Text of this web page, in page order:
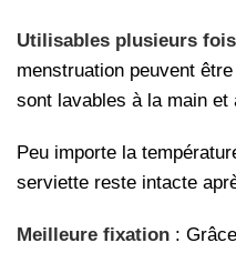
Utilisables plusieurs fois
menstruation peuvent
sont lavables à la main et
Peu importe la
serviette reste intacte
Meilleure fixation :